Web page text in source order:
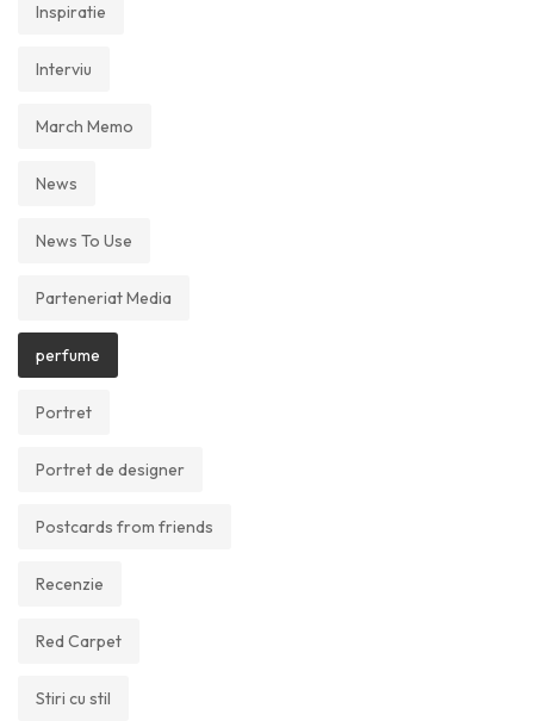
Inspiratie
Interviu
March Memo
News
News To Use
Parteneriat Media
perfume
Portret
Portret de designer
Postcards from friends
Recenzie
Red Carpet
Stiri cu stil